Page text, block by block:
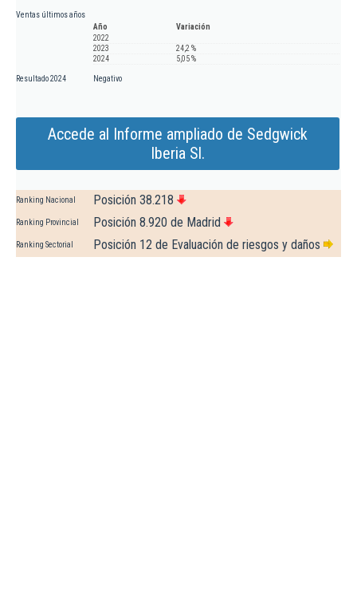
Ventas últimos años
Año
Variación
2022
2023
24,2 %
2024
5,05 %
Resultado 2024 Negativo
Accede al Informe ampliado de Sedgwick
Iberia Sl.
Ranking Nacional Posición 38.218
Ranking Provincial Posición 8.920 de Madrid
Ranking Sectorial Posición 12 de Evaluación de riesgos y daños